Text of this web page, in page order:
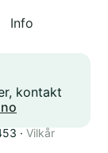
Info
kontakt
· Vilkår